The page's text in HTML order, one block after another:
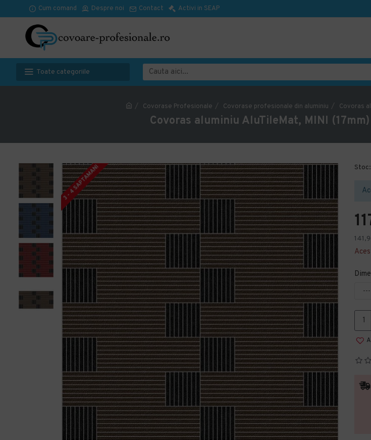
Cum comand Despre noi Contact Activi in SEAP
Toate categoriile
Covorase Profesionale Covorase profesionale din aluminiu Covoras
Covoras aluminiu AluTileMat, MINI
3 - 4 SAPTAMANI Stoc: